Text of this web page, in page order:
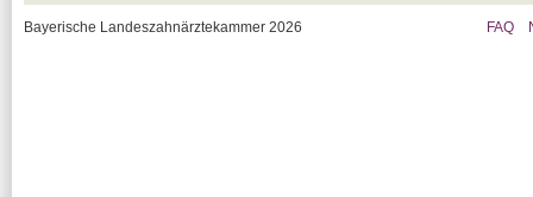
Bayerische Landeszahnärztekammer 2026 FAQ